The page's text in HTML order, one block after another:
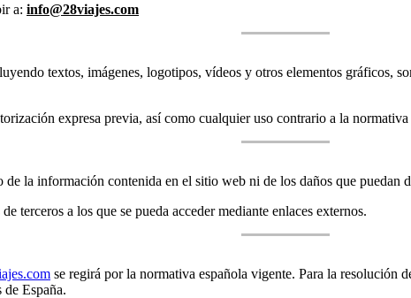
a: info@28viajes.com
textos, imágenes, logotipos, vídeos y otros elementos gráficos,
expresa previa, así como cualquier uso contrario a la
la información contenida en el sitio web ni de los daños que puedan
terceros a los que se pueda acceder mediante enlaces externos.
se regirá por la normativa española vigente. Para la resolución
de España.